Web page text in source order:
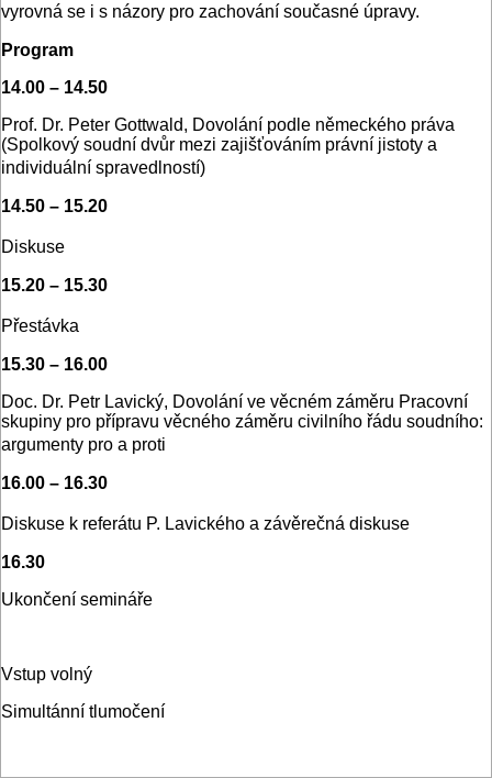
vyrovná se i s názory pro zachování současné úpravy.
Program
14.00 – 14.50
Prof. Dr. Peter Gottwald, Dovolání podle německého práva
(Spolkový soudní dvůr mezi zajišťováním právní jistoty a
individuální spravedlností)
14.50 – 15.20
Diskuse
15.20 – 15.30
Přestávka
15.30 – 16.00
Doc. Dr. Petr Lavický, Dovolání ve věcném záměru Pracovní
skupiny pro přípravu věcného záměru civilního řádu soudního:
argumenty pro a proti
16.00 – 16.30
Diskuse k referátu P. Lavického a závěrečná diskuse
16.30
Ukončení semináře
Vstup volný
Simultánní tlumočení